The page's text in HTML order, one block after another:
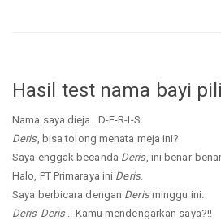
Hasil test nama bayi
Nama saya dieja.. D-E-R-I-S
Deris, bisa tolong menata meja ini?
Saya enggak becanda Deris, ini benar-
Halo, PT Primaraya ini Deris.
Saya berbicara dengan Derisminggu ini.
Deris-Deris.. Kamu mendengarkan saya?!!